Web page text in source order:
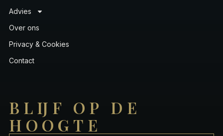
Advies
Over ons
Privacy & Cookies
Contact
BLIJF OP DE
HOOGTE